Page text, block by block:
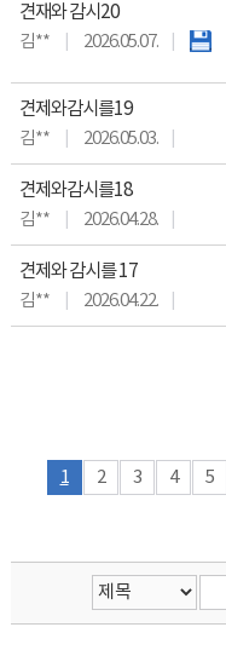
견재와 감시20
김**
2026.05.07.
견제와감시를19
김**
2026.05.03.
견제와감시를18
김**
2026.04.28.
견제와 감시를 17
김**
2026.04.22.
1 2 3 4 5